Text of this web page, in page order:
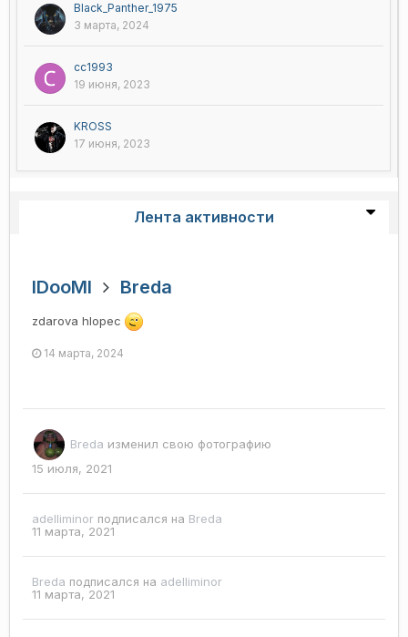
Black_Panther_1975
3 марта, 2024
cc1993
19 июня, 2023
KROSS
17 июня, 2023
Лента активности
lDooMl Breda
zdarova hlopec
14 марта, 2024
Breda изменил свою фотографию
15 июля, 2021
adelliminor подписался на Breda
11 марта, 2021
Breda подписался на adelliminor
11 марта, 2021